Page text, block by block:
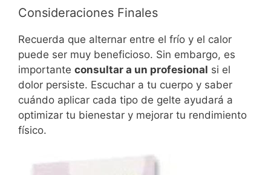
Consideraciones Finales
Recuerda que alternar entre el frío y el calor
puede ser muy beneficioso. Sin embargo, es
importante consultar a un profesional si el
dolor persiste. Escuchar a tu cuerpo y saber
cuándo aplicar cada tipo de gelte ayudará a
optimizar tu bienestar y mejorar tu rendimiento
físico.